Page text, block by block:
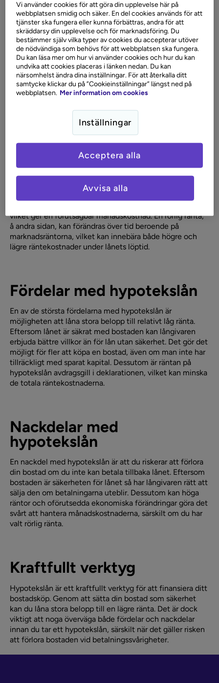
Hypotek är en form av säkerhet som används av
långivaren för att minska risken vid utlåning. Ett vanligt
exempel på hypotekslån är bolån. När du tar ett
hypotekslån sätter du din bostad som säkerhet för lånet.
Det innebär att om du inte kan betala tillbaka lånet så har
långivaren rätt att sälja bostaden för att få tillbaka sina
pengar. Denna säkerhet gör att hypotekslån ofta kan
erbjudas med lägre ränta jämfört med lån utan säkerhet,
Ränta på hypotekslån
Räntan på hypotekslån varierar beroende på bland annat
marknadsräntan, lånets storlek och din ekonomiska
situation. Det finns två huvudtyper av ränta på
vilket ger en förutsägbar månadskostnad. En rörlig ränta,
å andra sidan, kan förändras över tid beroende på
marknadsräntorna, vilket kan innebära både högre och
lägre räntekostnader under lånets löptid.
Fördelar med hypotekslån
En av de största fördelarna med hypotekslån är
möjligheten att låna stora belopp till relativt låg ränta.
Eftersom lånet är säkrat med bostaden kan långivaren
erbjuda bättre villkor än för lån utan säkerhet. Det gör det
möjligt för fler att köpa en bostad, även om man inte har
tillräckligt med sparat kapital. Dessutom är räntan på
hypotekslån avdragsgill i deklarationen, vilket kan minska
de totala räntekostnaderna.
Nackdelar med
hypotekslån
En nackdel med hypotekslån är att du riskerar att förlora
din bostad om du inte kan betala tillbaka lånet. Eftersom
bostaden är säkerheten för lånet så har långivaren rätt att
sälja den om betalningarna uteblir. Dessutom kan höga
räntor och oförutsedda ekonomiska förändringar göra det
svårt att hantera månadskostnaderna, särskilt om du har
valt rörlig ränta.
Kraftfullt verktyg
Hypotekslån är ett kraftfullt verktyg för att finansiera ditt
bostadsköp. Genom att sätta din bostad som säkerhet
kan du låna stora belopp till en lägre ränta. Det är dock
viktigt att noga överväga både fördelar och nackdelar
innan du tar ett hypotekslån, särskilt när det gäller risken
att förlora bostaden vid betalningssvårigheter.
Vi använder cookies för att göra din upplevelse här på
webbplatsen smidig och säker. En del cookies används för att
tjänster ska fungera eller kunna förbättras, andra för att
skräddarsy din upplevelse och för marknadsföring. Du
bestämmer själv vilka typer av cookies du accepterar utöver
de nödvändiga som behövs för att webbplatsen ska fungera.
Du kan läsa mer om hur vi använder cookies och hur du kan
undvika att cookies placeras i länken nedan. Du kan
närsomhelst ändra dina inställningar. För att återkalla ditt
samtycke klickar du på ”Cookieinställningar” längst ned på
webbplatsen. Mer information om cookies
Inställningar
Avvisa alla
Acceptera alla